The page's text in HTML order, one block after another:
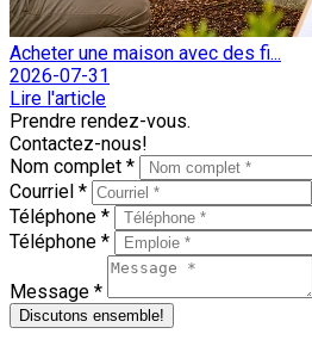
Acheter une maison avec des fi...
2026-07-31
Lire l'article
Prendre rendez-vous.
Contactez-nous!
Nom complet *
Courriel *
Téléphone *
Téléphone *
Message *
Discutons ensemble!